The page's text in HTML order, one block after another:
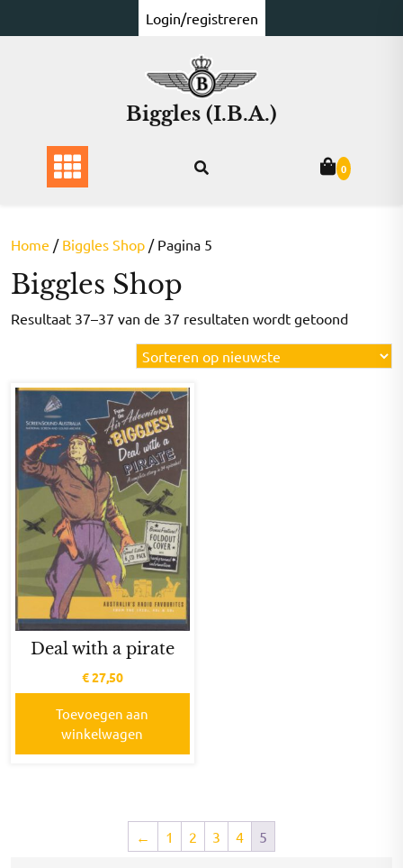
naar
Login/registreren
Biggles (I.B.A.)
0
Home / Biggles Shop / Pagina 5
Biggles Shop
Resultaat 37–37 van de 37 resultaten wordt getoond
op
Deal with a pirate
€27,50
Toevoegen aan
winkelwagen
← 1 2 3 4 5